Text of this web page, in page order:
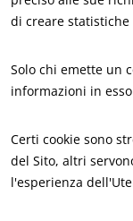
NewsColombia
Perù
Europa
Francia
di creare
Solo chi emette un
informazioni in
Certi cookie sono
del Sito, altri
l'esperienza